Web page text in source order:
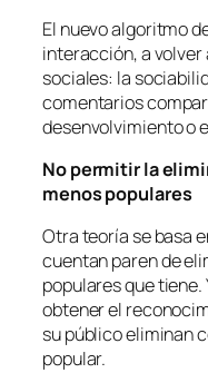
El nuevo algoritmo
interacción, a volver
sociales: la
comentarios
desenvolvimiento o
No permitir la
menos populares
Otra teoría se basa
cuentan paren de
populares que tiene.
obtener el
su público eliminan
popular.